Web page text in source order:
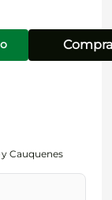
Cauquenes